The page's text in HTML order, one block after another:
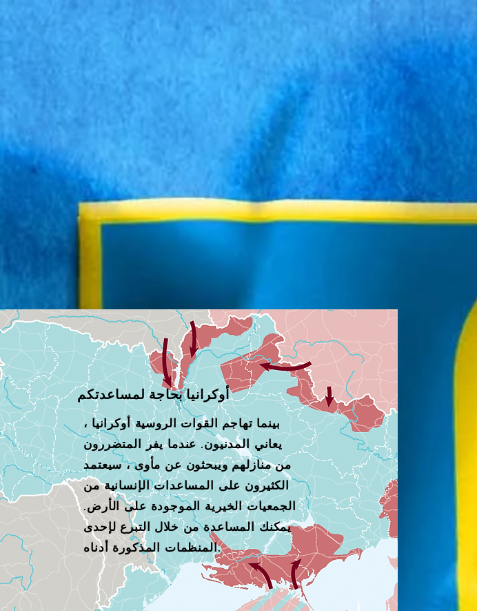
أوكرانيا بحاجة لمساعدتكم
بينما تهاجم القوات الروسية أوكرانيا ،
يعاني المدنيون. عندما يفر المتضررون
من منازلهم ويبحثون عن مأوى ، سيعتمد
الكثيرون على المساعدات الإنسانية من
الجمعيات الخيرية الموجودة على الأرض.
يمكنك المساعدة من خلال التبرع لإحدى
المنظمات المذكورة أدناه.